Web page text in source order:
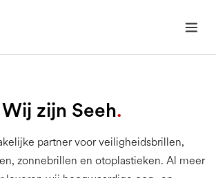
Wij zijn Seeh.
partner voor veiligheidsbrillen,
zonnebrillen en otoplastieken. Al meer